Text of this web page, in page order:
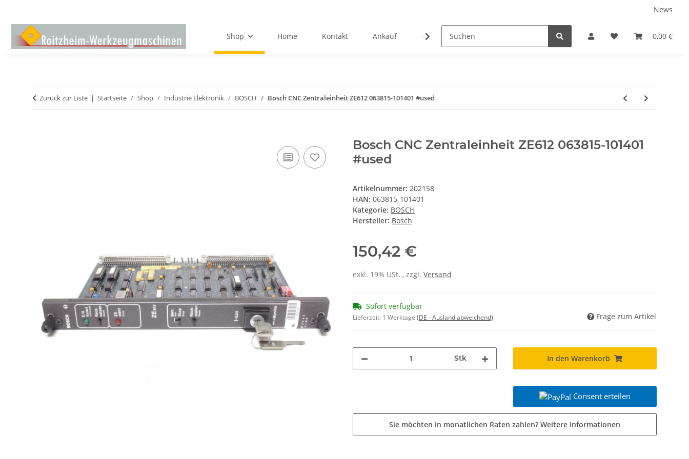
News
0,00 €
Shop Home Kontakt Ankauf Wir über uns
Zurück zur Liste Startseite Shop Industrie Elektronik BOSCH Bosch CNC Zentraleinheit ZE612 063815-101401 #used
Bosch CNC Zentraleinheit ZE612 063815-101401
#used
Artikelnummer: 202158
HAN: 063815-101401
Kategorie: BOSCH
Hersteller: Bosch
150,42 €
exkl. 19% USt. , zzgl. Versand
Sofort verfügbar
Lieferzeit: 1 Werktage (DE - Ausland abweichend) Frage zum Artikel
Stk In den Warenkorb
Consent erteilen
Sie möchten in monatlichen Raten zahlen? Weitere Informationen